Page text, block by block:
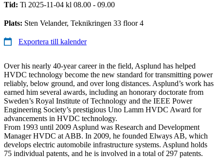
Tid: Ti 2025-11-04 kl 08.00 - 09.00
Plats: Sten Velander, Teknikringen 33 floor 4
Exportera till kalender
Over his nearly 40-year career in the field, Asplund has helped
HVDC technology become the new standard for transmitting power
reliably, below ground, and over long distances. Asplund’s work has
earned him several awards, including an honorary doctorate from
Sweden’s Royal Institute of Technology and the IEEE Power
Engineering Society’s prestigious Uno Lamm HVDC Award for
advancements in HVDC technology.
From 1993 until 2009 Asplund was Research and Development
Manager HVDC at ABB. In 2009, he founded Elways AB, which
develops electric automobile infrastructure systems. Asplund holds
75 individual patents, and he is involved in a total of 297 patents.